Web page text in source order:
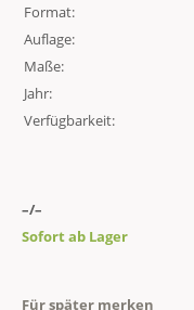
Format:
Auflage:
Maße:
Jahr:
Verfügbarkeit:
–/–
Sofort ab Lager
Für später merken